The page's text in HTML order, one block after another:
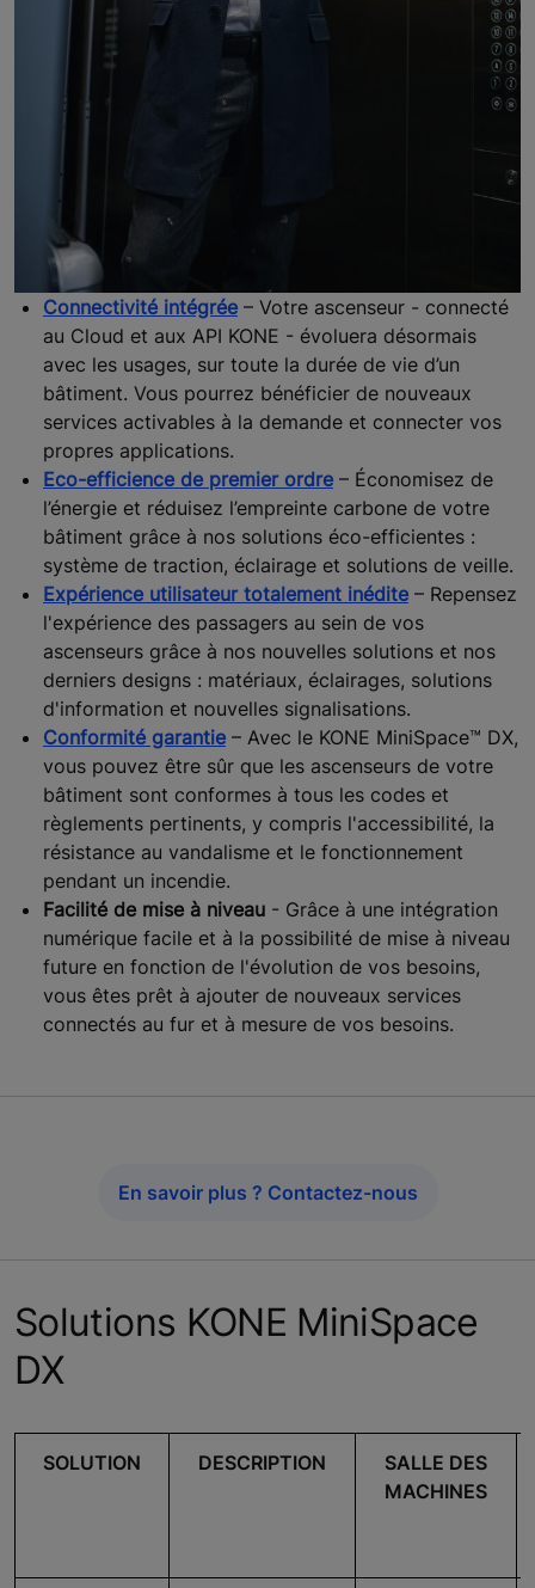
Connectivité intégrée – Votre ascenseur - connecté
au Cloud et aux API KONE - évoluera désormais
avec les usages, sur toute la durée de vie d’un
bâtiment. Vous pourrez bénéficier de nouveaux
services activables à la demande et connecter vos
propres applications.
Eco-efficience de premier ordre – Économisez de
l’énergie et réduisez l’empreinte carbone de votre
bâtiment grâce à nos solutions éco-efficientes :
système de traction, éclairage et solutions de veille.
Expérience utilisateur totalement inédite – Repensez
l'expérience des passagers au sein de vos
ascenseurs grâce à nos nouvelles solutions et nos
derniers designs : matériaux, éclairages, solutions
d'information et nouvelles signalisations.
Conformité garantie – Avec le KONE MiniSpace™ DX,
vous pouvez être sûr que les ascenseurs de votre
bâtiment sont conformes à tous les codes et
règlements pertinents, y compris l'accessibilité, la
résistance au vandalisme et le fonctionnement
pendant un incendie.
Facilité de mise à niveau - Grâce à une intégration
numérique facile et à la possibilité de mise à niveau
future en fonction de l'évolution de vos besoins,
vous êtes prêt à ajouter de nouveaux services
connectés au fur et à mesure de vos besoins.
En savoir plus ? Contactez-nous
Solutions KONE MiniSpace
DX
SOLUTION DESCRIPTION
SALLE DES
MACHINES